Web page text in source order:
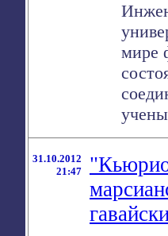
мире
31.10.2012
21:47